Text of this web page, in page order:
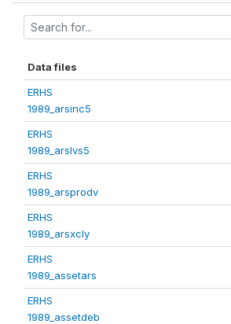
Data files
ERHS
1989_arsinc5
ERHS
1989_arslvs5
ERHS
1989_arsprodv
ERHS
1989_arsxcly
ERHS
1989_assetars
ERHS
1989_assetdeb